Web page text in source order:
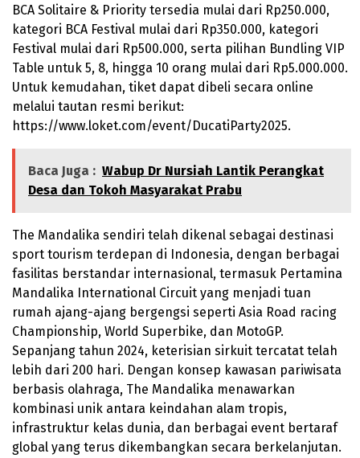
BCA Solitaire & Priority tersedia mulai dari Rp250.000,
kategori BCA Festival mulai dari Rp350.000, kategori
Festival mulai dari Rp500.000, serta pilihan Bundling VIP
Table untuk 5, 8, hingga 10 orang mulai dari Rp5.000.000.
Untuk kemudahan, tiket dapat dibeli secara online
melalui tautan resmi berikut:
https://www.loket.com/event/DucatiParty2025.
Baca Juga : Wabup Dr Nursiah Lantik Perangkat
Desa dan Tokoh Masyarakat Prabu
The Mandalika sendiri telah dikenal sebagai destinasi
sport tourism terdepan di Indonesia, dengan berbagai
fasilitas berstandar internasional, termasuk Pertamina
Mandalika International Circuit yang menjadi tuan
rumah ajang-ajang bergengsi seperti Asia Road racing
Championship, World Superbike, dan MotoGP.
Sepanjang tahun 2024, keterisian sirkuit tercatat telah
lebih dari 200 hari. Dengan konsep kawasan pariwisata
berbasis olahraga, The Mandalika menawarkan
kombinasi unik antara keindahan alam tropis,
infrastruktur kelas dunia, dan berbagai event bertaraf
global yang terus dikembangkan secara berkelanjutan.